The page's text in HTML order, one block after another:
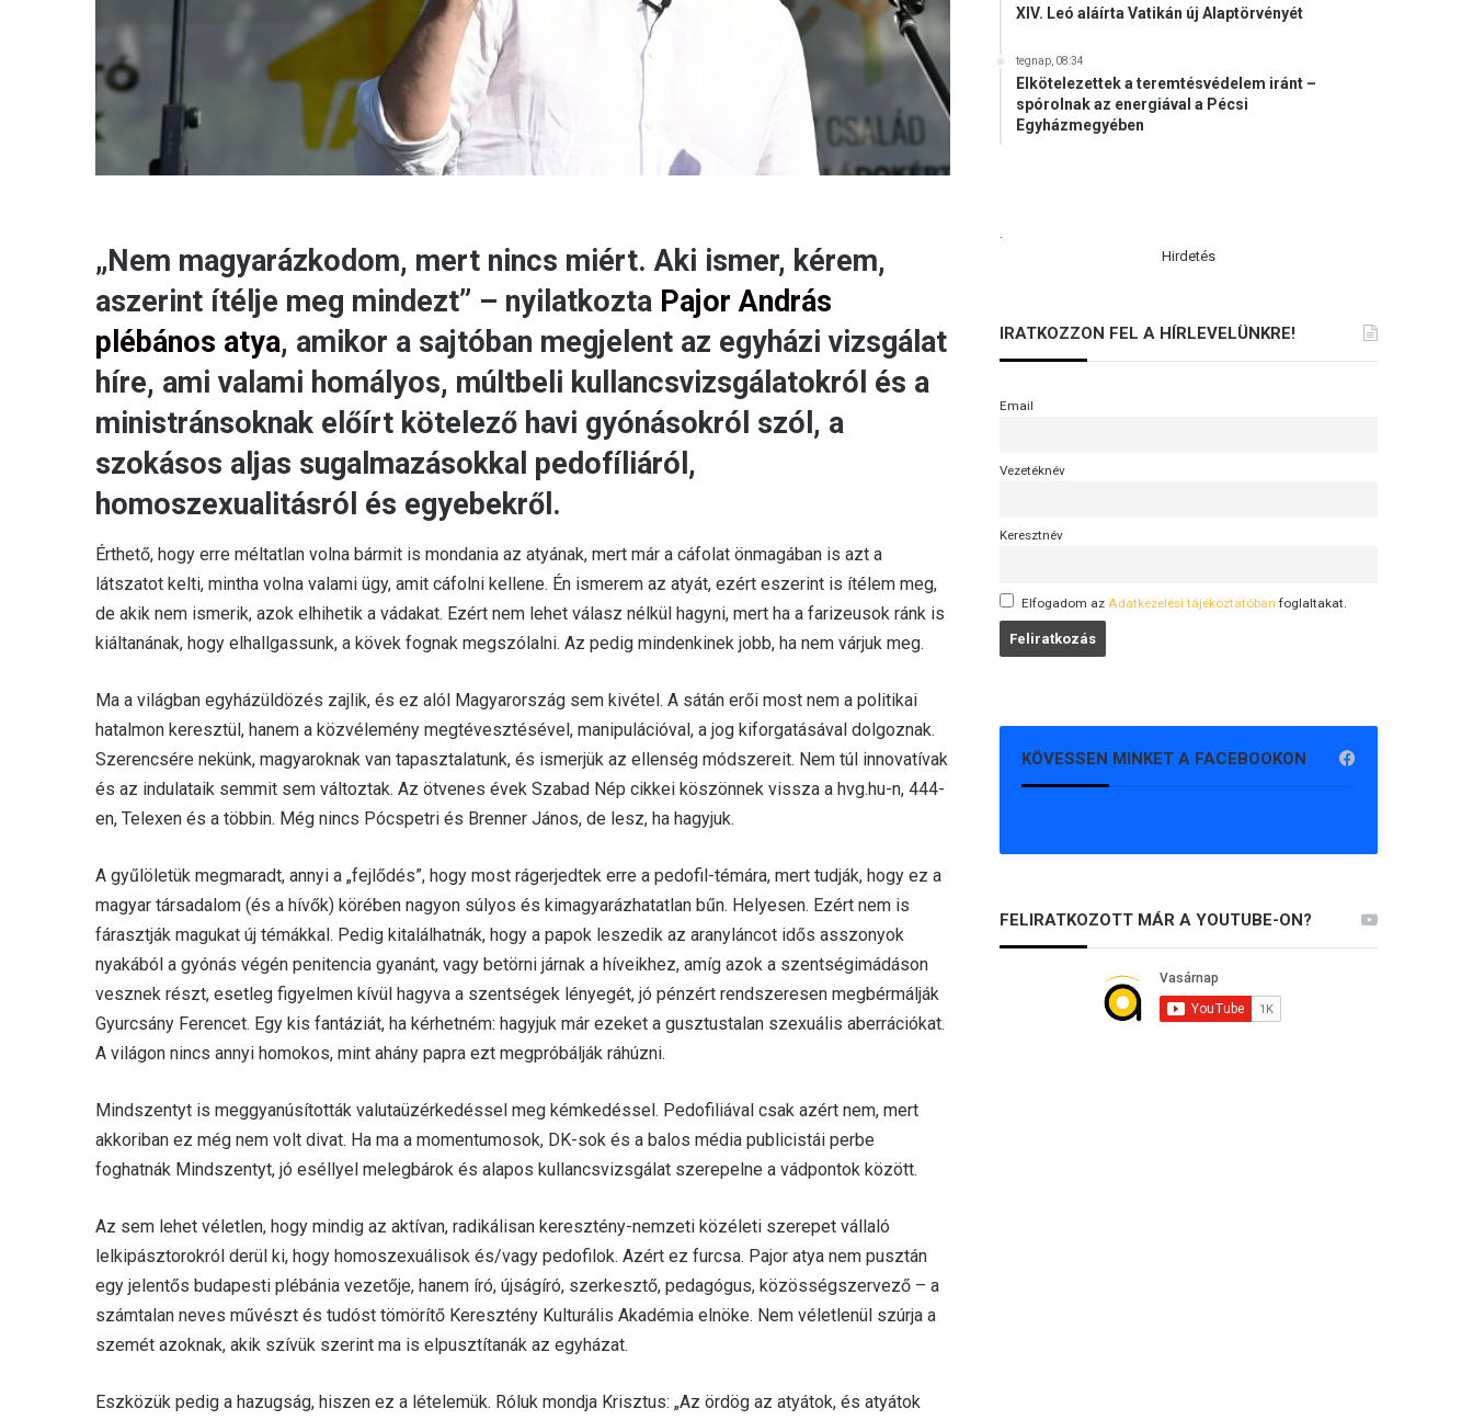
„Nem magyarázkodom, mert nincs miért. Aki ismer, kérem,
aszerint ítélje meg mindezt” – nyilatkozta Pajor András
plébános atya, amikor a sajtóban megjelent az egyházi vizsgálat
híre, ami valami homályos, múltbeli kullancsvizsgálatokról és a
ministránsoknak előírt kötelező havi gyónásokról szól, a
szokásos aljas sugalmazásokkal pedofíliáról,
homoszexualitásról és egyebekről.
Érthető, hogy erre méltatlan volna bármit is mondania az atyának, mert már a cáfolat önmagában is azt a
látszatot kelti, mintha volna valami ügy, amit cáfolni kellene. Én ismerem az atyát, ezért eszerint is ítélem meg,
de akik nem ismerik, azok elhihetik a vádakat. Ezért nem lehet válasz nélkül hagyni, mert ha a farizeusok ránk is
kiáltanának, hogy elhallgassunk, a kövek fognak megszólalni. Az pedig mindenkinek jobb, ha nem várjuk meg.
Ma a világban egyházüldözés zajlik, és ez alól Magyarország sem kivétel. A sátán erői most nem a politikai
hatalmon keresztül, hanem a közvélemény megtévesztésével, manipulációval, a jog kiforgatásával dolgoznak.
Szerencsére nekünk, magyaroknak van tapasztalatunk, és ismerjük az ellenség módszereit. Nem túl innovatívak
és az indulataik semmit sem változtak. Az ötvenes évek Szabad Nép cikkei köszönnek vissza a hvg.hu-n, 444-
en, Telexen és a többin. Még nincs Pócspetri és Brenner János, de lesz, ha hagyjuk.
A gyűlöletük megmaradt, annyi a „fejlődés”, hogy most rágerjedtek erre a pedofil-témára, mert tudják, hogy ez a
magyar társadalom (és a hívők) körében nagyon súlyos és kimagyarázhatatlan bűn. Helyesen. Ezért nem is
fárasztják magukat új témákkal. Pedig kitalálhatnák, hogy a papok leszedik az aranyláncot idős asszonyok
nyakából a gyónás végén penitencia gyanánt, vagy betörni járnak a híveikhez, amíg azok a szentségimádáson
vesznek részt, esetleg figyelmen kívül hagyva a szentségek lényegét, jó pénzért rendszeresen megbérmálják
Gyurcsány Ferencet. Egy kis fantáziát, ha kérhetném: hagyjuk már ezeket a gusztustalan szexuális aberrációkat.
A világon nincs annyi homokos, mint ahány papra ezt megpróbálják ráhúzni.
Mindszentyt is meggyanúsították valutaüzérkedéssel meg kémkedéssel. Pedofiliával csak azért nem, mert
akkoriban ez még nem volt divat. Ha ma a momentumosok, DK-sok és a balos média publicistái perbe
foghatnák Mindszentyt, jó eséllyel melegbárok és alapos kullancsvizsgálat szerepelne a vádpontok között.
Az sem lehet véletlen, hogy mindig az aktívan, radikálisan keresztény-nemzeti közéleti szerepet vállaló
lelkipásztorokról derül ki, hogy homoszexuálisok és/vagy pedofilok. Azért ez furcsa. Pajor atya nem pusztán
egy jelentős budapesti plébánia vezetője, hanem író, újságíró, szerkesztő, pedagógus, közösségszervező – a
számtalan neves művészt és tudóst tömörítő Keresztény Kulturális Akadémia elnöke. Nem véletlenül szúrja a
szemét azoknak, akik szívük szerint ma is elpusztítanák az egyházat.
Eszközük pedig a hazugság, hiszen ez a lételemük. Róluk mondja Krisztus: „Az ördög az atyátok, és atyátok
XIV. Leó aláírta Vatikán új Alaptörvényét
tegnap, 08:34
Elkötelezettek a teremtésvédelem iránt –
spórolnak az energiával a Pécsi
Egyházmegyében
.
Hirdetés
IRATKOZZON FEL A HÍRLEVELÜNKRE!
Email
Vezetéknév
Keresztnév
Elfogadom az Adatkezelési tájékoztatóban foglaltakat.
KÖVESSEN MINKET A FACEBOOKON
FELIRATKOZOTT MÁR A YOUTUBE-ON?